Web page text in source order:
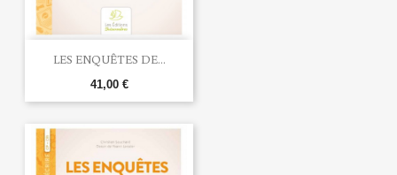
LES ENQUÊTES DE...
41,00 €